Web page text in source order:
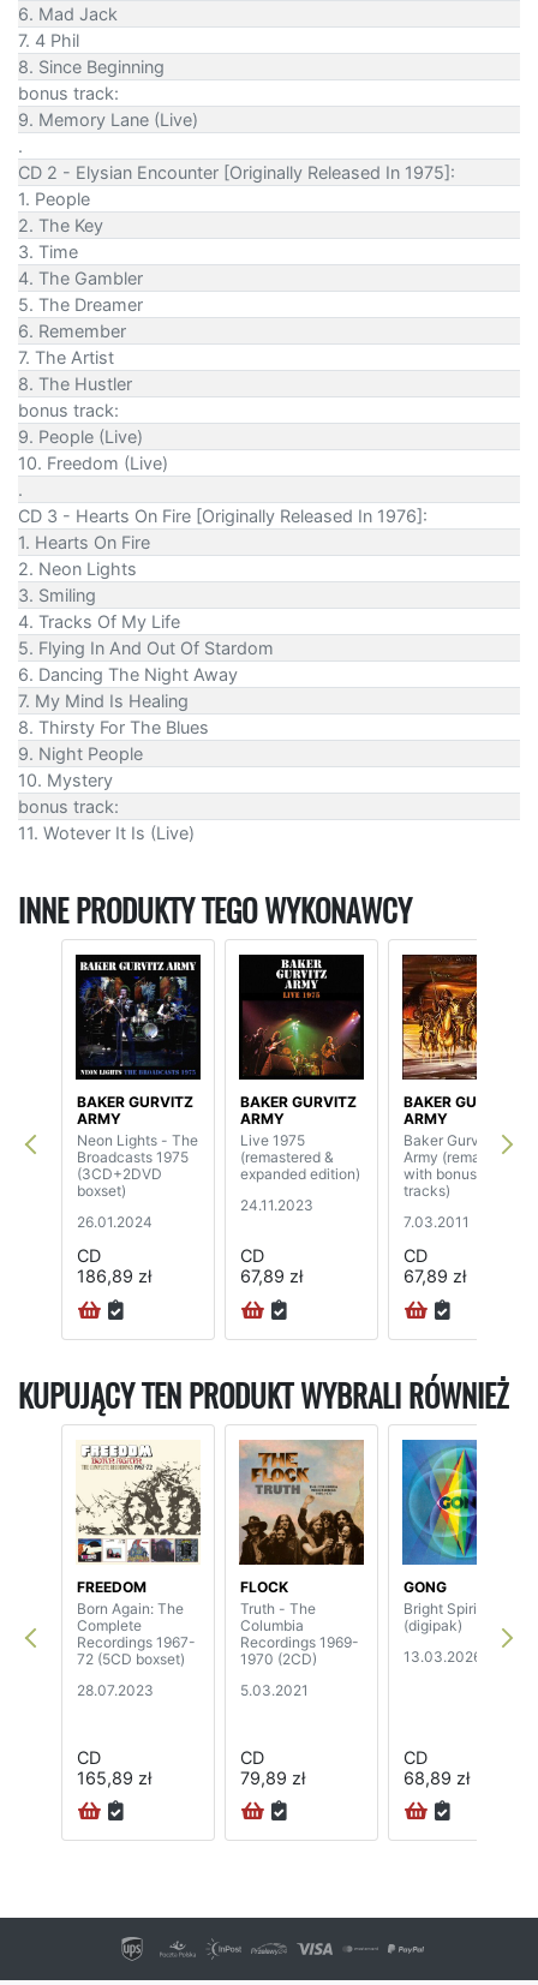
6. Mad Jack
7. 4 Phil
8. Since Beginning
bonus track:
9. Memory Lane (Live)
.
CD 2 - Elysian Encounter [Originally Released In 1975]:
1. People
2. The Key
3. Time
4. The Gambler
5. The Dreamer
6. Remember
7. The Artist
8. The Hustler
bonus track:
9. People (Live)
10. Freedom (Live)
.
CD 3 - Hearts On Fire [Originally Released In 1976]:
1. Hearts On Fire
2. Neon Lights
3. Smiling
4. Tracks Of My Life
5. Flying In And Out Of Stardom
6. Dancing The Night Away
7. My Mind Is Healing
8. Thirsty For The Blues
9. Night People
10. Mystery
bonus track:
11. Wotever It Is (Live)
INNE PRODUKTY TEGO WYKONAWCY
BAKER GURVITZ
ARMY
Neon Lights - The
Broadcasts 1975
(3CD+2DVD
boxset)
26.01.2024
CD
186,89 zł
BAKER GURVITZ
ARMY
Live 1975
(remastered &
expanded edition)
24.11.2023
CD
67,89 zł
BAKER GURVITZ
ARMY
Baker Gurvitz
Army (remaster
with bonus
tracks)
7.03.2011
CD
67,89 zł
KUPUJĄCY TEN PRODUKT WYBRALI RÓWNIEŻ
FREEDOM
Born Again: The
Complete
Recordings 1967-
72 (5CD boxset)
28.07.2023
CD
165,89 zł
FLOCK
Truth - The
Columbia
Recordings 1969-
1970 (2CD)
5.03.2021
CD
79,89 zł
GONG
Bright Spirit
(digipak)
13.03.2026
CD
68,89 zł